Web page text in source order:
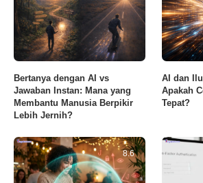
Bertanya dengan AI vs
Jawaban Instan: Mana yang
Membantu Manusia Berpikir
Lebih Jernih?
AI dan
Apakah
Tepat?
8.6